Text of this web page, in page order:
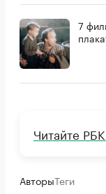
7
Читайте
АвторыТеги